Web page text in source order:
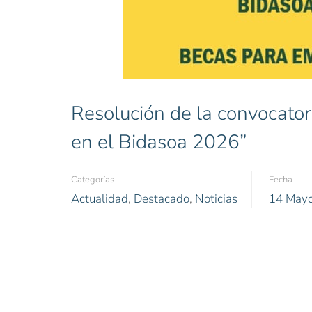
Resolución de la
en el Bidasoa 2026”
Categorías
Actualidad, Destacado, Noticias
Fecha
14